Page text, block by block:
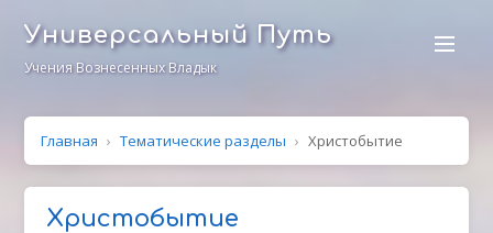
Универсальный Путь
Учения Вознесенных Владык
Главная › Тематические разделы › Христобытие
Христобытие